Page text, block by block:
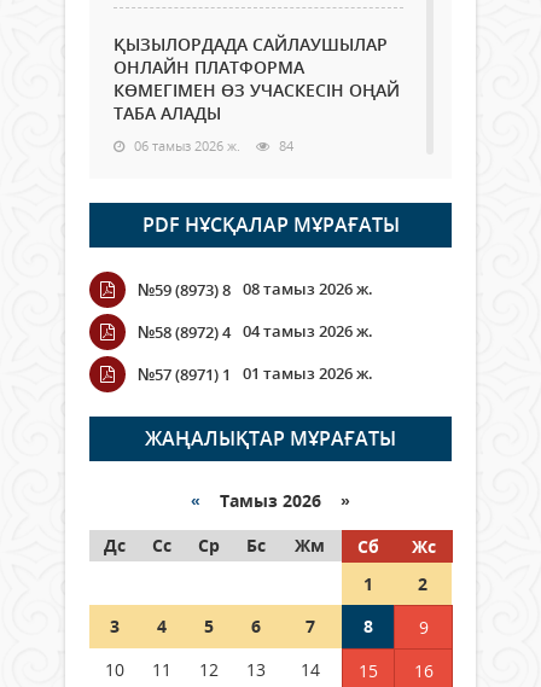
ҚЫЗЫЛОРДАДА САЙЛАУШЫЛАР
ОНЛАЙН ПЛАТФОРМА
КӨМЕГІМЕН ӨЗ УЧАСКЕСІН ОҢАЙ
ТАБА АЛАДЫ
06 тамыз 2026 ж. 84
Open Air: Қызылорда облысы
полиция департаменті 20
мыңнан астам көрерменнің
қауіпсіздігін қамтамасыз етті
06 тамыз 2026 ж.
Wi-Fi ҚАБЫРҒА АРҚЫЛЫ ҚАЛАЙ
ӨТЕДІ?
06 тамыз 2026 ж. 261
граждане Казахстана,
05 тамыз 2026 ж. 143
Шетелде жүрген Қазақстан
азаматтары қалай дауыс бере
PDF НҰСҚАЛАР МҰРАҒАТЫ
№59 (8973) 8 08 тамыз 2026 ж.
№58 (8972) 4 04 тамыз 2026 ж.
№57 (8971) 1
01 тамыз 2026 ж.
ЖАҢАЛЫҚТАР МҰРАҒАТЫ
« Тамыз 2026 »
Дс
Сс Ср Бс Жм Сб
Жс
1
2
3
4 5 6 7 8
9
10
11 12 13 14 15
16